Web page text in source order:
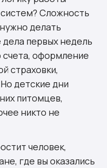
Сложность
делать
первых недель
счета, оформление
страховки,
детские дни
питомцев,
никто не
человек,
где вы оказались